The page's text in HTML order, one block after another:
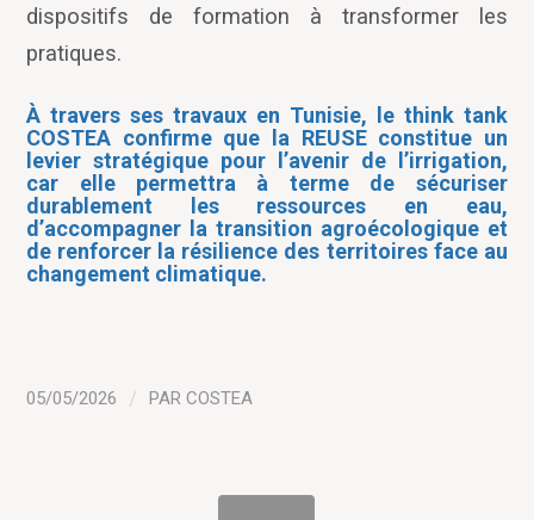
dispositifs de formation à transformer les
pratiques.
À travers ses travaux en Tunisie, le think tank
COSTEA confirme que la REUSE constitue un
levier stratégique pour l’avenir de l’irrigation,
car elle permettra à terme de sécuriser
durablement les ressources en eau,
d’accompagner la transition agroécologique et
de renforcer la résilience des territoires face au
changement climatique.
05/05/2026 / PARCOSTEA